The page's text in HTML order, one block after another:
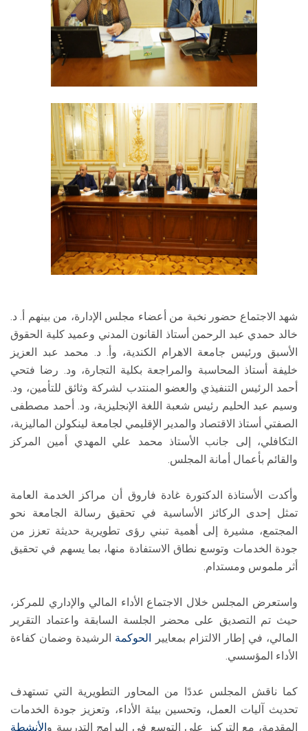
شهد الاجتماع حضور نخبة من أعضاء مجلس الإدارة، من بينهم أ. د.
خالد حمدي عبد الرحمن أستاذ القانون المدني وعميد كلية الحقوق
الأسبق ورئيس جامعة الاهرام الكندية، وأ. د. محمد عبد العزيز
خليفة أستاذ المحاسبة والمراجعة بكلية التجارة، ود. رضا فتحي
أحمد الرئيس التنفيذي والعضو المنتدب لشركة وثائق للتأمين، ود.
وسيم عبد الحليم رئيس شعبة اللغة الإنجليزية، ود. أحمد مصطفى
الصفتي أستاذ الاقتصاد والمدير الإقليمي لجامعة لينكولن الماليزية،
التكافلي، إلى جانب الأستاذ محمد علي المهدي أمين المركز
والقائم بأعمال أمانة المجلس.
وأكدت الأستاذة الدكتورة غادة فاروق أن مراكز الخدمة العامة
تمثل إحدى الركائز الأساسية في تحقيق رسالة الجامعة نحو
المجتمع، مشيرة إلى أهمية تبني رؤى تطويرية حديثة تعزز من
جودة الخدمات وتوسع نطاق الاستفادة منها، بما يسهم في تحقيق
أثر ملموس ومستدام.
واستعرض المجلس خلال الاجتماع الأداء المالي والإداري للمركز،
حيث تم التصديق على محضر الجلسة السابقة واعتماد التقرير
المالي، في إطار الالتزام بمعايير
الحوكمة الرشيدة وضمان كفاءة
الأداء المؤسسي.
كما ناقش المجلس عددًا من المحاور التطويرية التي تستهدف
تحديث آليات العمل، وتحسين بيئة الأداء، وتعزيز جودة الخدمات
المقدمة، مع التركيز على التوسع في البرامج التدريبية و الأنشطة